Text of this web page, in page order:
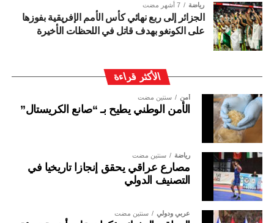
رياضة 7 أشهر مضت
الجزائر إلى ربع نهائي كأس الأمم الإفريقية بفوزها
على الكونغو بهدف قاتل في اللحظات الأخيرة
الأكثر قراءة
أمن سنتين مضت
الأمن الوطني يطيح بـ “صانع الكريستال”
رياضة سنتين مضت
مصارع عراقي يحقق إنجازا تاريخيا في
التصنيف الدولي
عربي ودولي سنتين مضت